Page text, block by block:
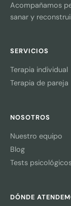
Acompañamos
sanar y
SERVICIOS
Terapia individual
Terapia de pareja
NOSOTROS
Nuestro equipo
Blog
Tests
DÓNDE